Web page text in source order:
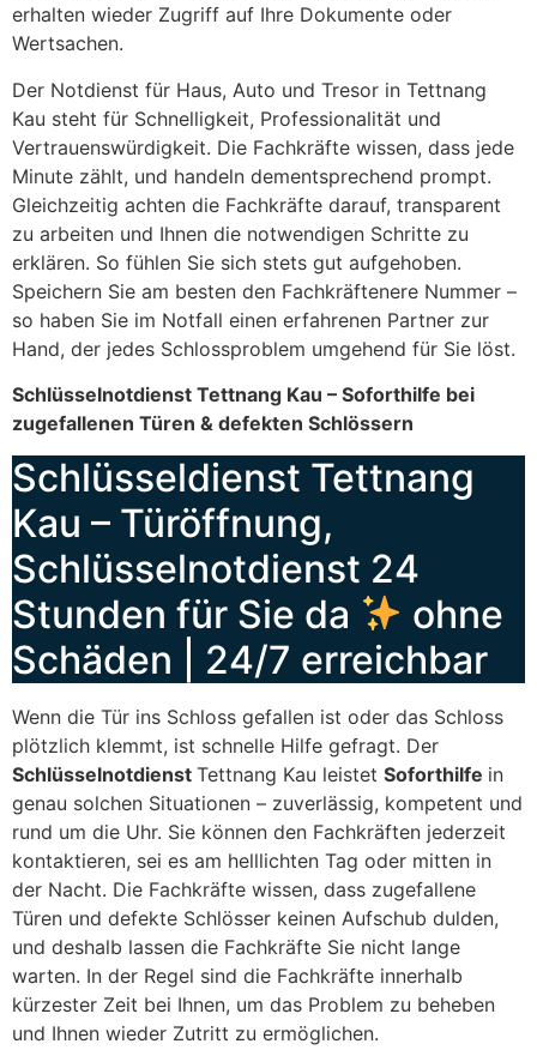
erhalten wieder Zugriff auf Ihre Dokumente oder
Wertsachen.
Der Notdienst für Haus, Auto und Tresor in Tettnang
Kau steht für Schnelligkeit, Professionalität und
Vertrauenswürdigkeit. Die Fachkräfte wissen, dass jede
Minute zählt, und handeln dementsprechend prompt.
Gleichzeitig achten die Fachkräfte darauf, transparent
zu arbeiten und Ihnen die notwendigen Schritte zu
erklären. So fühlen Sie sich stets gut aufgehoben.
Speichern Sie am besten den Fachkräftenere Nummer –
so haben Sie im Notfall einen erfahrenen Partner zur
Hand, der jedes Schlossproblem umgehend für Sie löst.
Schlüsselnotdienst Tettnang Kau – Soforthilfe bei
zugefallenen Türen & defekten Schlössern
Schlüsseldienst Tettnang
Kau – Türöffnung,
Schlüsselnotdienst 24
Stunden für Sie da
ohne
Schäden | 24/7 erreichbar
Wenn die Tür ins Schloss gefallen ist oder das Schloss
plötzlich klemmt, ist schnelle Hilfe gefragt. Der
Schlüsselnotdienst Tettnang Kau leistet Soforthilfe in
genau solchen Situationen – zuverlässig, kompetent und
rund um die Uhr. Sie können den Fachkräften jederzeit
kontaktieren, sei es am helllichten Tag oder mitten in
der Nacht. Die Fachkräfte wissen, dass zugefallene
Türen und defekte Schlösser keinen Aufschub dulden,
und deshalb lassen die Fachkräfte Sie nicht lange
warten. In der Regel sind die Fachkräfte innerhalb
kürzester Zeit bei Ihnen, um das Problem zu beheben
und Ihnen wieder Zutritt zu ermöglichen.